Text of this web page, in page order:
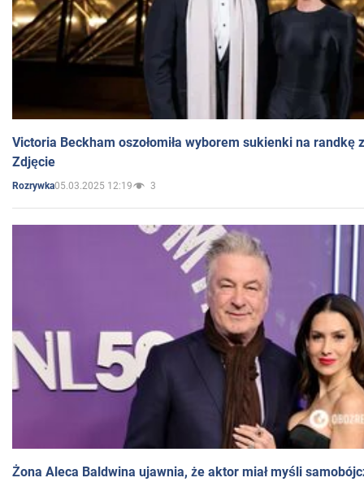
Victoria Beckham oszołomiła wyborem sukienki na randkę
Zdjęcie
Rozrywka05.03.2025 12:19 3
Żona Aleca Baldwina ujawnia, że aktor miał myśli